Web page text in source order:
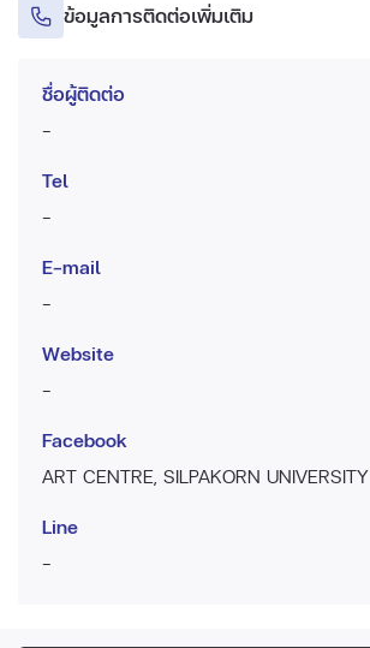
ข้อมูลการติดต่อเพิ่มเติม
ชื่อผู้ติดต่อ
-
Tel
-
E-mail
-
Website
-
Facebook
ART CENTRE, SILPAKORN UNIVERSITY
Line
-